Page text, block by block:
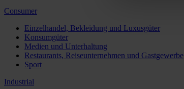
Consumer
Einzelhandel, Bekleidung und Luxusgüter
Konsumgüter
Medien und Unterhaltung
Restaurants, Reiseunternehmen und Gastgewerbe
Sport
Industrial